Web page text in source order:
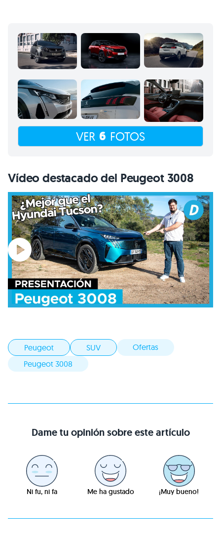
VER 6 FOTOS
Vídeo destacado del Peugeot 3008
Peugeot SUV
Ofertas
Peugeot 3008
Dame tu opinión sobre este artículo
Ni fu, ni fa Me ha gustado ¡Muy bueno!